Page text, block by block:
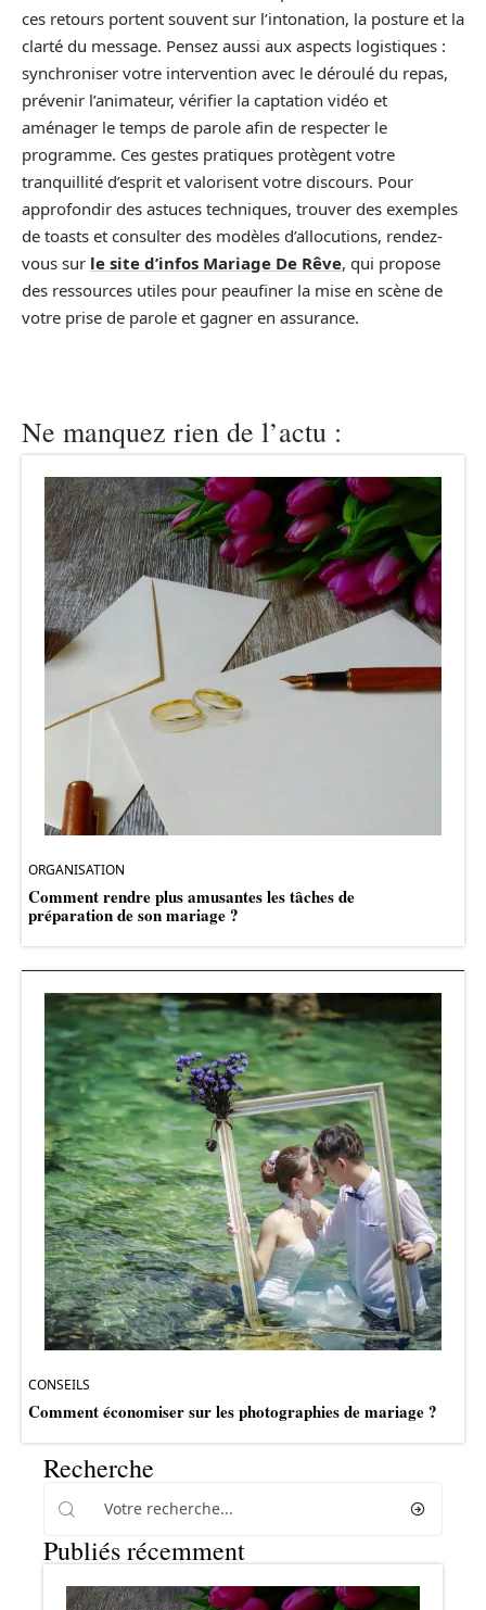
ces retours portent souvent sur l’intonation, la posture et la
clarté du message. Pensez aussi aux aspects logistiques :
synchroniser votre intervention avec le déroulé du repas,
prévenir l’animateur, vérifier la captation vidéo et
aménager le temps de parole afin de respecter le
programme. Ces gestes pratiques protègent votre
tranquillité d’esprit et valorisent votre discours. Pour
approfondir des astuces techniques, trouver des exemples
de toasts et consulter des modèles d’allocutions, rendez-
vous sur le site d’infos Mariage De Rêve, qui propose
des ressources utiles pour peaufiner la mise en scène de
votre prise de parole et gagner en assurance.
Ne manquez rien de l’actu :
ORGANISATION
Comment rendre plus amusantes les tâches de
préparation de son mariage ?
CONSEILS
Comment économiser sur les photographies de mariage ?
Recherche
Publiés récemment